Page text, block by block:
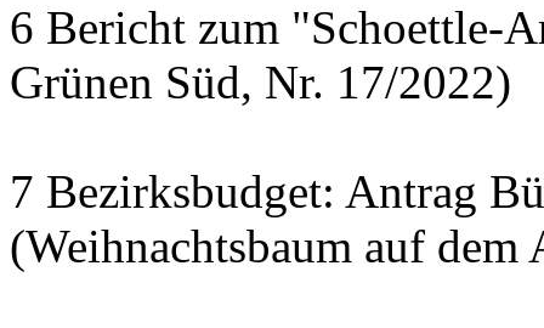
6 Bericht zum "Schoettle-
Grünen Süd, Nr. 17/2022)
7 Bezirksbudget: Antrag
(Weihnachtsbaum auf